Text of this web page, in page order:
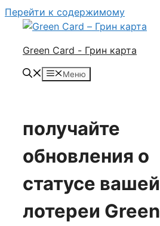
Перейти к содержимому
Green Card - Грин карта
Меню
получайте
обновления о
статусе вашей
лотереи Green